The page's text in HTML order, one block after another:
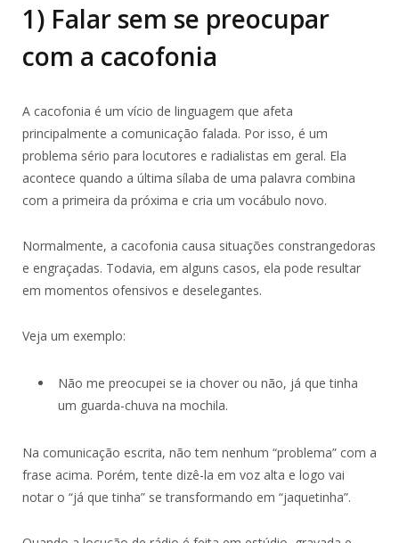
1) Falar sem se preocupar
com a cacofonia
A cacofonia é um vício de linguagem que afeta
principalmente a comunicação falada. Por isso, é um
problema sério para locutores e radialistas em geral. Ela
acontece quando a última sílaba de uma palavra combina
com a primeira da próxima e cria um vocábulo novo.
Normalmente, a cacofonia causa situações constrangedoras
e engraçadas. Todavia, em alguns casos, ela pode resultar
em momentos ofensivos e deselegantes.
Veja um exemplo:
Não me preocupei se ia chover ou não, já que tinha
um guarda-chuva na mochila.
Na comunicação escrita, não tem nenhum “problema” com a
frase acima. Porém, tente dizê-la em voz alta e logo vai
notar o “já que tinha” se transformando em “jaquetinha”.